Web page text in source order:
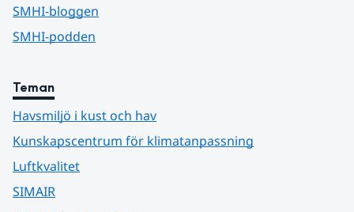
SMHI-bloggen
SMHI-podden
Teman
Havsmiljö i kust och hav
Kunskapscentrum för klimatanpassning
Luftkvalitet
SIMAIR